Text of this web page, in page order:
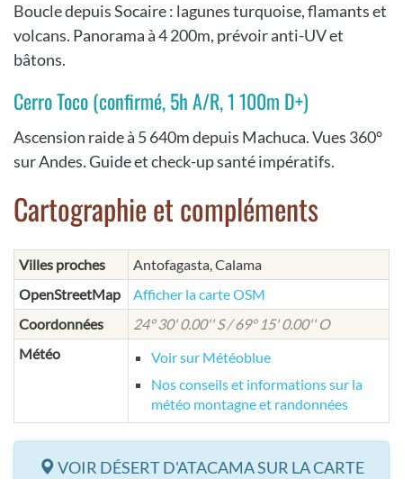
Boucle depuis Socaire : lagunes turquoise, flamants et
volcans. Panorama à 4 200m, prévoir anti-UV et
bâtons.
Cerro Toco (confirmé, 5h A/R, 1 100m D+)
Ascension raide à 5 640m depuis Machuca. Vues 360°
sur Andes. Guide et check-up santé impératifs.
Cartographie et compléments
Villes proches
Antofagasta, Calama
OpenStreetMap
Afficher la carte OSM
Coordonnées
24° 30' 0.00'' S / 69° 15' 0.00'' O
Météo
Voir sur Météoblue
Nos conseils et informations sur la
météo montagne et randonnées
VOIR DÉSERT D'ATACAMA SUR LA CARTE